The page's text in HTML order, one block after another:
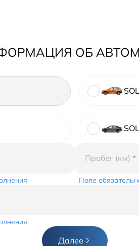
ОБ
Пробег (км) *
Поле
Далее